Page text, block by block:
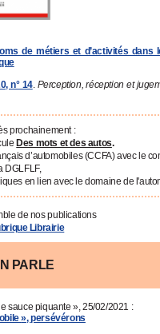
de métiers et d’activités dans
n° 14. Perception, réception et
prochainement :
Des mots et des autos.
d’automobiles (CCFA) avec le
DGLFLF,
en lien avec le domaine de
de nos publications
Librairie
PARLE
sauce piquante », 25/02/2021 :
»,persévérons